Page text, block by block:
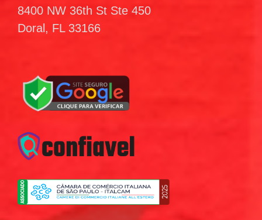
8400 NW 36th St Ste 450
Doral, FL 33166